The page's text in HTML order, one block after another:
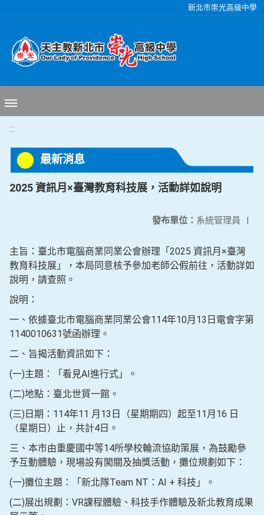
新北市崇光高級中學
:::
最新消息
2025 資訊月×臺灣教育科技展，活動詳如說明
發布單位： 系統管理員 |
主旨：臺北市電腦商業同業公會辦理「2025 資訊月×臺灣
教育科技展」，本局同意核予參加老師公假前往，活動詳如
說明，請查照。
說明：
一、依據臺北市電腦商業同業公會114年10月13日電會字第
1140010631號函辦理。
二、旨揭活動資訊如下：
(一)主題：「看見AI進行式」。
(二)地點：臺北世貿一館。
(三)日期：114年11 月13日（星期期四）起至11月16 日
（星期日）止，共計4日。
三、本市由重慶國中等14所學校輪流協助策展，為鼓勵參
予互動體驗，現場設有闖關及抽獎活動，攤位規劃如下：
(一)攤位主題：「新北隊Team NT：AI + 科技」。
(二)展出規劃：VR課程體驗、科技手作體驗及新北教育成果